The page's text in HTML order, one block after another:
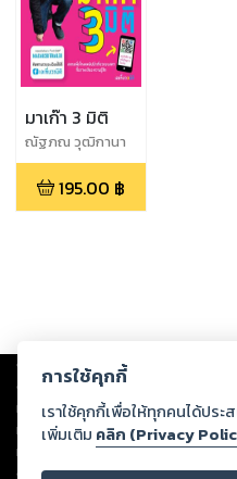
มาเก๊า 3 มิติ
ณัฐภณ วุฒิกานา
กร,เอเที่ยว3มิติ
195.00 ฿
Copyright © 2026
ต่อผลงานหรือเนื้อหาใดที่อัปโหลดผ่านเ
ทรัพย์สินทางปัญญาของบุคคลอื่นหรือ
ทุกท่านโปรดใช้วิจารณญาณในการกลั่
หนึ่งส่วนใดขัดต่อกฎหมายและศีลธรรม
ดำเนินการในทันที ทั้งนี้ ทางสตอรี่ล็
การใช้คุกกี้
เราใช้คุกกี้เพื่อให้ทุกคนได้ปร
เพิ่มเติม คลิก (Privacy